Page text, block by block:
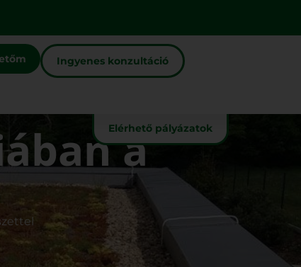
Ingyenes konzultáció
Elérhető pályázatok
a